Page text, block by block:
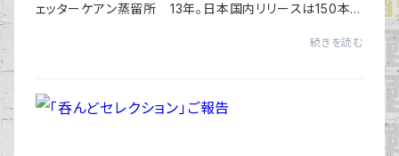
ェッターケアン蒸留所 13年。日本国内リリースは150本の
続きを読む